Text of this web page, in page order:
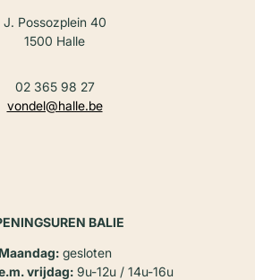
J. Possozplein 40
1500 Halle
02 365 98 27
vondel@halle.be
BALIE
gesloten
vrijdag:9u-12u / 14u-16u